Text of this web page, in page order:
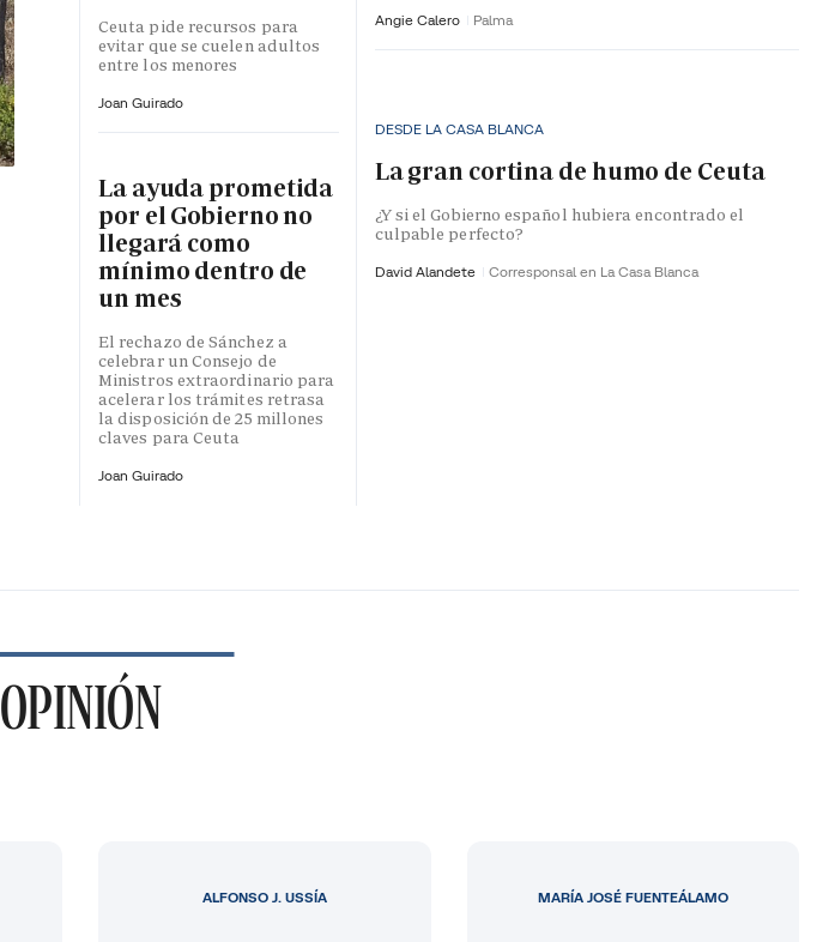
Ceuta pide recursos para
evitar que se cuelen adultos
entre los menores
Joan Guirado
La ayuda prometida
por el Gobierno no
llegará como
mínimo dentro de
un mes
El rechazo de Sánchez a
celebrar un Consejo de
Ministros extraordinario para
acelerar los trámites retrasa
la disposición de 25 millones
claves para Ceuta
Joan Guirado
Angie Calero Palma
DESDE LA CASA BLANCA
La gran cortina de humo de Ceuta
¿Y si el Gobierno español hubiera encontrado el
culpable perfecto?
David Alandete Corresponsal en La Casa Blanca
OPINIÓN
ALFONSO J. USSÍA MARÍA JOSÉ FUENTEÁLAMO